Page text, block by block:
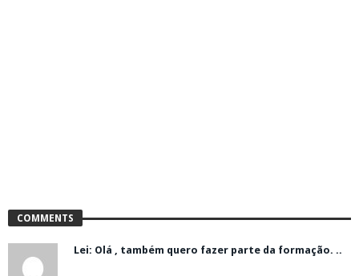
COMMENTS
Lei: Olá , também quero fazer parte da formação. ..